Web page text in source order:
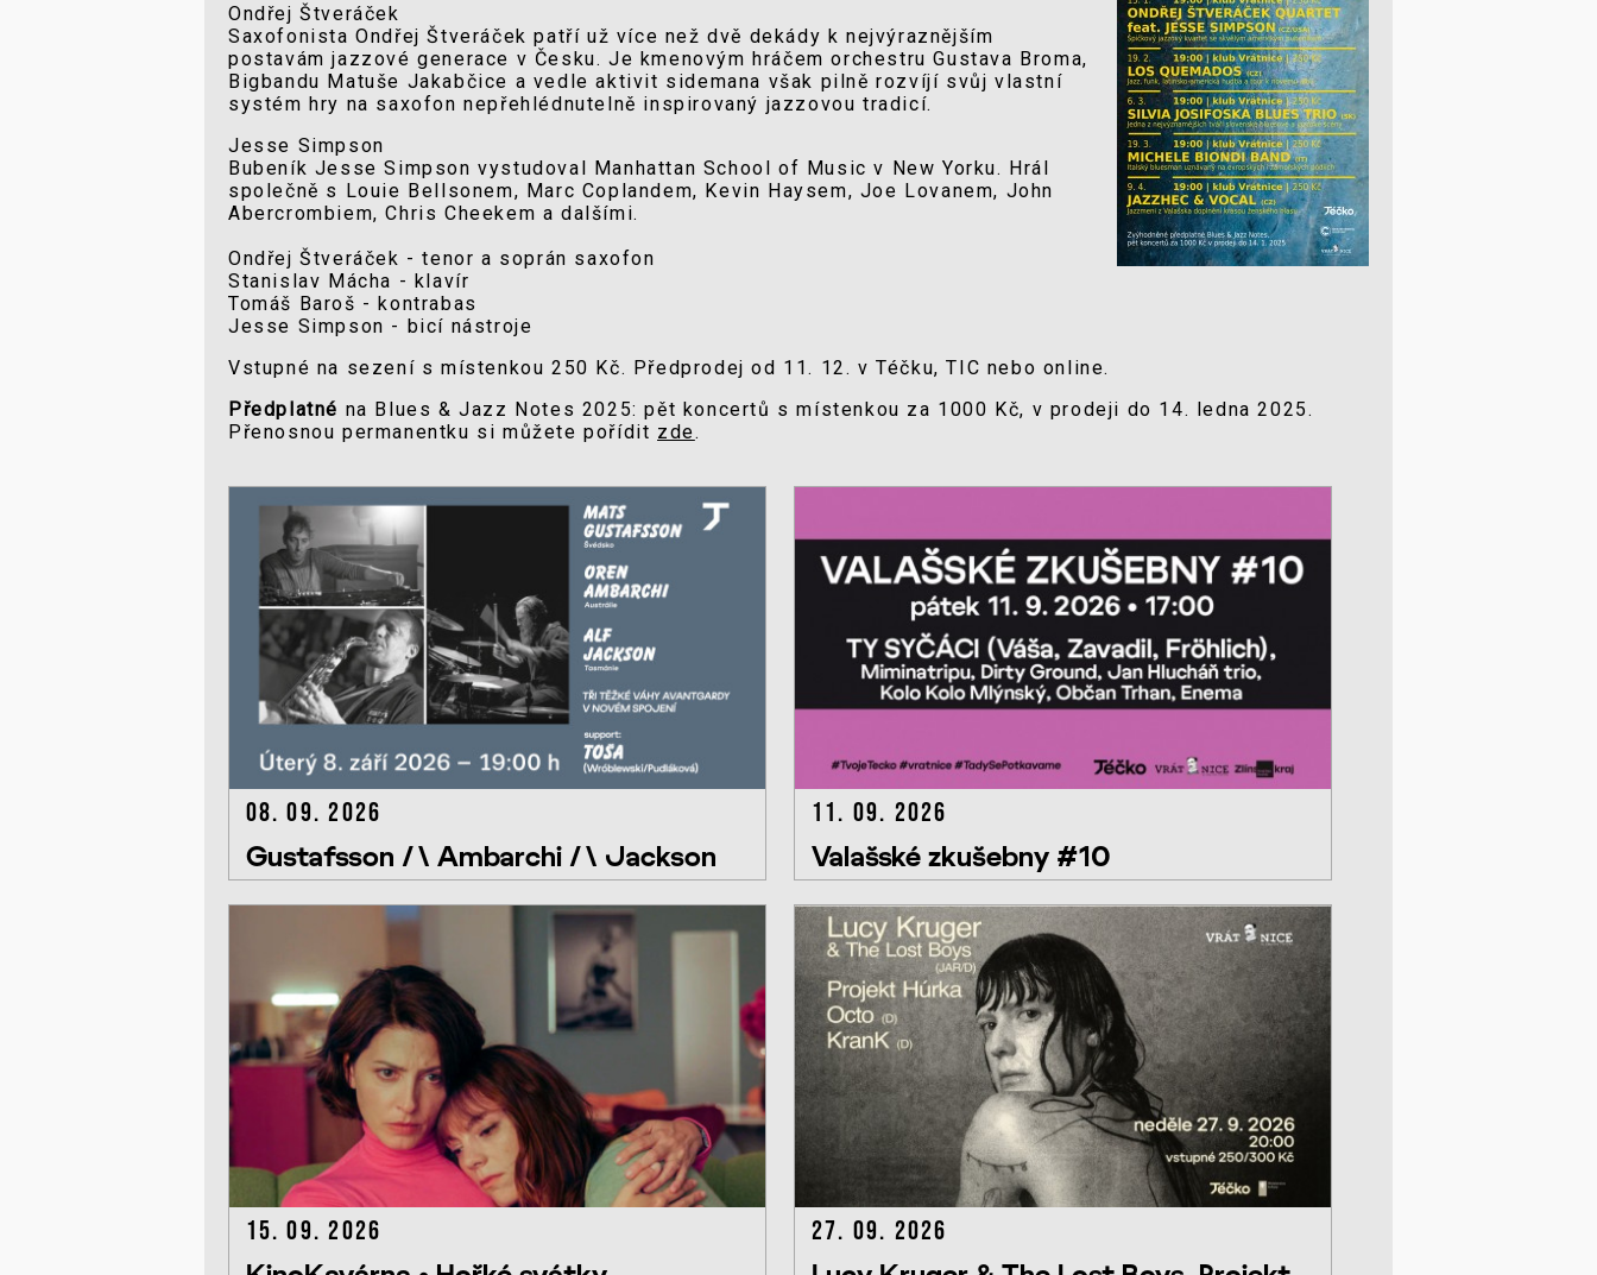
Ondřej Štveráček
Saxofonista Ondřej Štveráček patří už více než dvě dekády k nejvýraznějším
postavám jazzové generace v Česku. Je kmenovým hráčem orchestru Gustava Broma,
Bigbandu Matuše Jakabčice a vedle aktivit sidemana však pilně rozvíjí svůj vlastní
systém hry na saxofon nepřehlédnutelně inspirovaný jazzovou tradicí.
Jesse Simpson
Bubeník Jesse Simpson vystudoval Manhattan School of Music v New Yorku. Hrál
společně s Louie Bellsonem, Marc Coplandem, Kevin Haysem, Joe Lovanem, John
Abercrombiem, Chris Cheekem a dalšími.
Ondřej Štveráček - tenor a soprán saxofon
Stanislav Mácha - klavír
Tomáš Baroš - kontrabas
Jesse Simpson - bicí nástroje
Vstupné na sezení s místenkou 250 Kč. Předprodej od 11. 12. v Téčku, TIC nebo online.
Předplatné na Blues & Jazz Notes 2025: pět koncertů s místenkou za 1000 Kč, v prodeji do 14. ledna 2025.
Přenosnou permanentku si můžete pořídit zde.
08. 09. 2026
Gustafsson /\ Ambarchi /\ Jackson
11. 09. 2026
Valašské zkušebny #10
15. 09. 2026 27. 09. 2026